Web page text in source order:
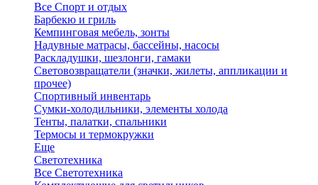
Все Спорт и отдых
Барбекю и гриль
Кемпинговая мебель, зонты
Надувные матрасы, бассейны, насосы
Раскладушки, шезлонги, гамаки
Световозвращатели (значки, жилеты, аппликации и
прочее)
Спортивный инвентарь
Сумки-холодильники, элементы холода
Тенты, палатки, спальники
Термосы и термокружки
Еще
Светотехника
Все Светотехника